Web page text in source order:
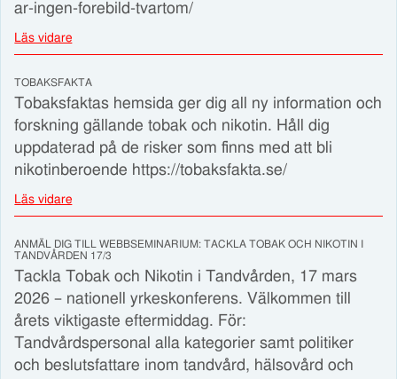
ar-ingen-forebild-tvartom/
Läs vidare
TOBAKSFAKTA
Tobaksfaktas hemsida ger dig all ny information och
forskning gällande tobak och nikotin. Håll dig
uppdaterad på de risker som finns med att bli
nikotinberoende https://tobaksfakta.se/
Läs vidare
ANMÄL DIG TILL WEBBSEMINARIUM: TACKLA TOBAK OCH NIKOTIN I
TANDVÅRDEN 17/3
Tackla Tobak och Nikotin i Tandvården, 17 mars
2026 – nationell yrkeskonferens. Välkommen till
årets viktigaste eftermiddag. För:
Tandvårdspersonal alla kategorier samt politiker
och beslutsfattare inom tandvård, hälsovård och